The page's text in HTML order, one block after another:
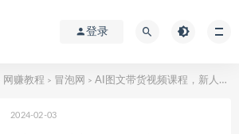
登录
网赚教程 > 冒泡网 > AI图文带货视频课程，新人基础入门，1个月图文带货6w+件
2024-02-03